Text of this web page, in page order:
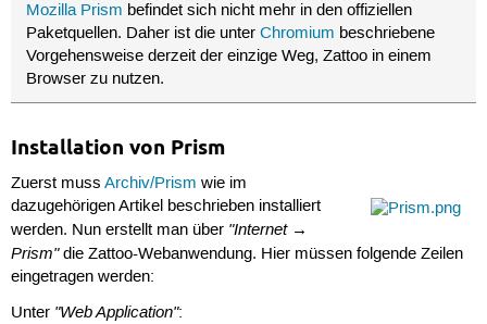
Mozilla Prism befindet sich nicht mehr in den offiziellen
Paketquellen. Daher ist die unterChromium beschriebene
Vorgehensweise derzeit der einzige Weg, Zattoo in einem
Browser zu nutzen.
Installation von Prism
Zuerst muss Archiv/Prism wie im
dazugehörigen Artikel beschrieben installiert
werden. Nun erstellt man über "Internet →
Prism"die Zattoo-Webanwendung. Hier müssen folgende Zeilen
eingetragen werden:
Unter "Web Application":